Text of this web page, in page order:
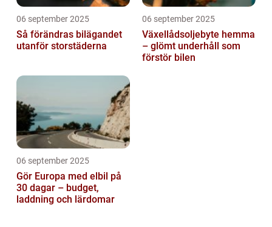
06 september 2025
Så förändras bilägandet
utanför storstäderna
06 september 2025
Växellådsoljebyte hemma
– glömt underhåll som
förstör bilen
06 september 2025
Gör Europa med elbil på
30 dagar – budget,
laddning och lärdomar